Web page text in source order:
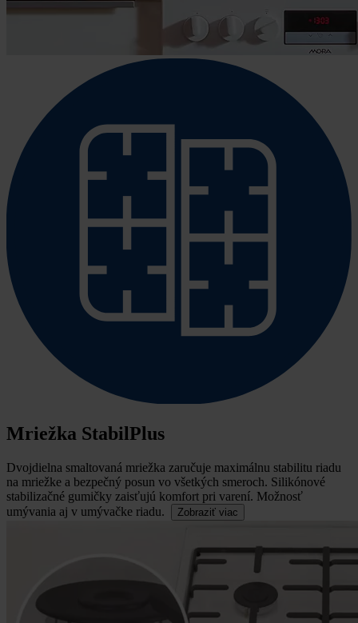
Mriežka StabilPlus
Dvojdielna smaltovaná mriežka zaručuje maximálnu stabilitu riadu
na mriežke a bezpečný posun vo všetkých smeroch. Silikónové
stabilizačné gumičky zaisťujú komfort pri varení. Možnosť
umývania aj v umývačke riadu.
Zobraziť viac